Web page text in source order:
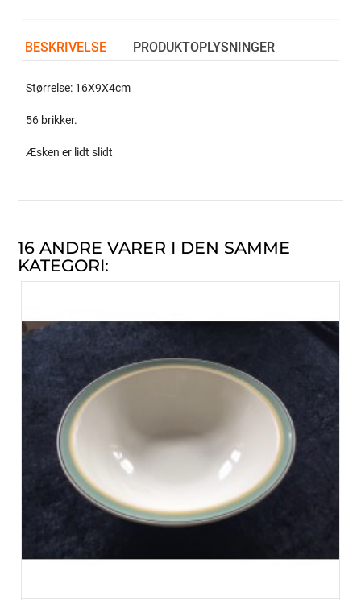
BESKRIVELSE PRODUKTOPLYSNINGER
Størrelse: 16X9X4cm
56 brikker.
Æsken er lidt slidt
16 ANDRE VARER I DEN SAMME
KATEGORI: